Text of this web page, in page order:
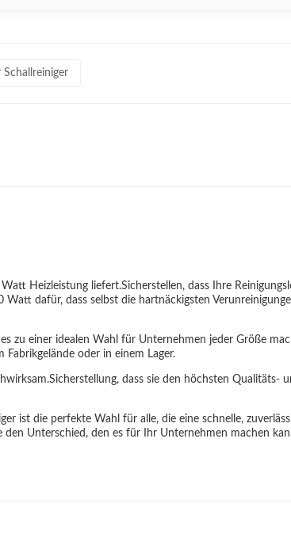
Schallreiniger
Heizleistung liefert.Sicherstellen, dass Ihre
dafür, dass selbst die hartnäckigsten
zu einer idealen Wahl für Unternehmen jeder Größe
oder in einem Lager.
dass sie den höchsten Qualitäts-
ist die perfekte Wahl für alle, die eine schnelle,
den Unterschied, den es für Ihr Unternehmen machen